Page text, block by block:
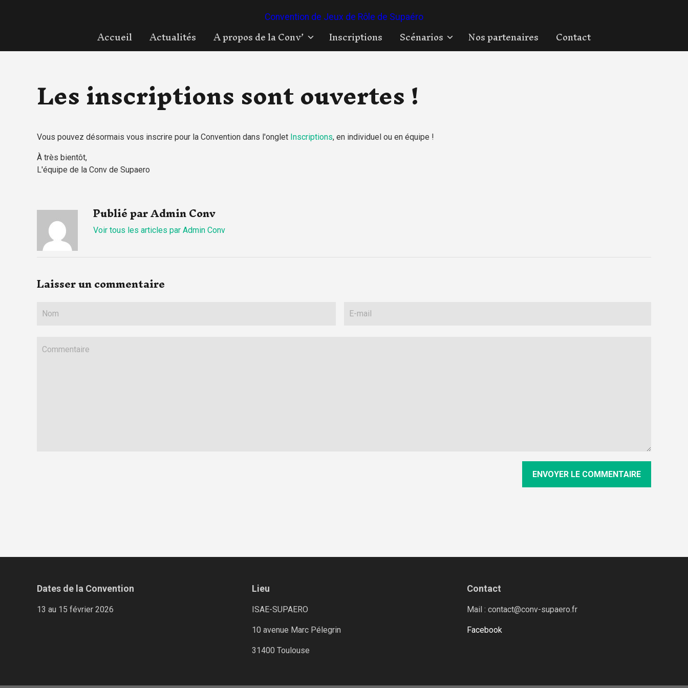
Convention de Jeux de Rôle de Supaéro
Accueil Actualités A propos de la Conv’ Inscriptions Scénarios Nos partenaires Contact
Les inscriptions sont ouvertes !
Vous pouvez désormais vous inscrire pour la Convention dans l'onglet Inscriptions, en individuel ou en équipe !
À très bientôt,
L'équipe de la Conv de Supaero
Publié par Admin Conv
Voir tous les articles par Admin Conv
Laisser un commentaire
Dates de la Convention
13 au 15 février 2026
Lieu
ISAE-SUPAERO
10 avenue Marc Pélegrin
31400 Toulouse
Contact
Mail : contact@conv-supaero.fr
Facebook